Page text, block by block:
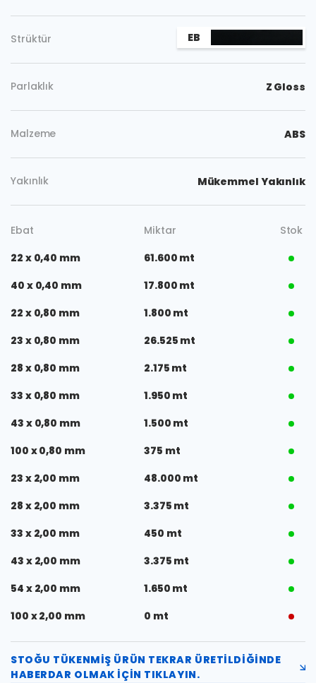
Strüktür EB
Parlaklık Z Gloss
Malzeme ABS
Yakınlık Mükemmel Yakınlık
Ebat Miktar
Stok
22 x 0,40 mm
61.600 mt
40 x 0,40 mm
17.800 mt
22 x 0,80 mm
1.800 mt
23 x 0,80 mm
26.525 mt
28 x 0,80 mm
2.175 mt
33 x 0,80 mm
1.950 mt
43 x 0,80 mm
1.500 mt
100 x 0,80 mm
375 mt
23 x 2,00 mm
48.000 mt
28 x 2,00 mm
3.375 mt
33 x 2,00 mm
450 mt
43 x 2,00 mm
3.375 mt
54 x 2,00 mm
1.650 mt
100 x 2,00 mm
0 mt
STOĞU TÜKENMIŞ ÜRÜN TEKRAR ÜRETILDIĞINDE
HABERDAR OLMAK IÇIN TIKLAYIN.